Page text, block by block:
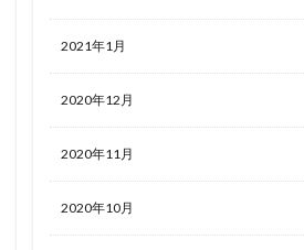
2021年1月
2020年12月
2020年11月
2020年10月